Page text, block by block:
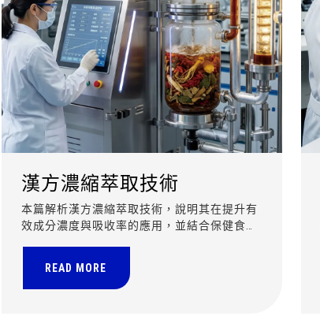
漢方濃縮萃取技術
本篇解析漢方濃縮萃取技術，說明其在提升有
效成分濃度與吸收率的應用，並結合保健食品
READ MORE